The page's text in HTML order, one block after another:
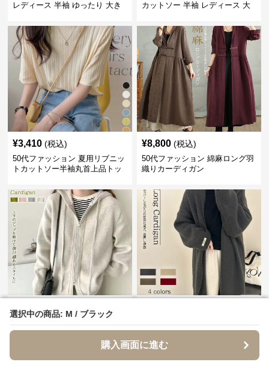
選択中の商品: M / ブラック
購入画面に進む
選択中の商品: M / ブラック
購入画面に進む
レディース 半袖 ゆったり 大き
カットソー 半袖 レディース 大
¥3,410 (税込)
50代ファッション 夏用リブニッ
トカットソー半袖丸首上品トッ
¥8,800 (税込)
50代ファッション 綿麻ロング羽
織りカーディガン
(税込)
ド付きダブルジップニットカー
ロング カーディガン ゆったり
ニット アウター